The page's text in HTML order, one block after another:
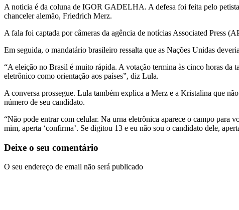
A noticia é da coluna de IGOR GADELHA. A defesa foi feita pelo
chanceler alemão, Friedrich Merz.
A fala foi captada por câmeras da agência de notícias Associated Press
Em seguida, o mandatário brasileiro ressalta que as Nações Unidas
“A eleição no Brasil é muito rápida. A votação termina às cinco horas da
eletrônico como orientação aos países”, diz Lula.
A conversa prossegue. Lula também explica a Merz e a Kristalina que
número de seu candidato.
“Não pode entrar com celular. Na urna eletrônica aparece o campo para
mim, aperta ‘confirma’. Se digitou 13 e eu não sou o candidato dele,
Deixe o seu comentário
O seu endereço de email não será publicado